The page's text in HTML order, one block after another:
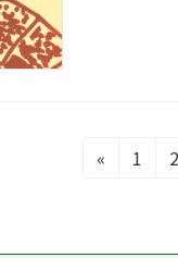
«
固
1
固
2